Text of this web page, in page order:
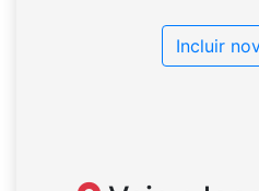
Incluir